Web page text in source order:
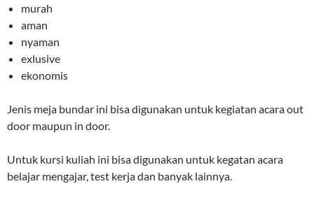
murah
aman
nyaman
exlusive
ekonomis
Jenis meja bundar ini bisa digunakan untuk kegiatan acara out
door maupun in door.
Untuk kursi kuliah ini bisa digunakan untuk kegatan acara
belajar mengajar, test kerja dan banyak lainnya.